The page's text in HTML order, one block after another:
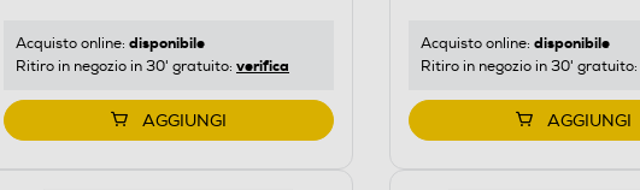
Acquisto online: disponibile
Ritiro in negozio in 30' gratuito: verifica
AGGIUNGI
Acquisto online: disponibile
Ritiro in negozio in 30' gratuito:
AGGIUNGI